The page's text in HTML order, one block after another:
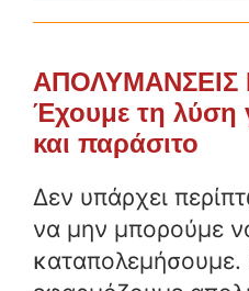
ΑΠΟΛΥΜΑΝΣΕΙΣ
Έχουμε τη λύση
και παράσιτο
Δεν υπάρχει
να μην μπορούμε
καταπολεμήσουμε.